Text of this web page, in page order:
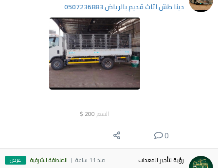
دينا طش اثاث قديم بالرياض 0507236883
السعر 200
$
0
رؤية لتأجير المعدات منذ 11 ساعة المنطقة الشرقية عرض